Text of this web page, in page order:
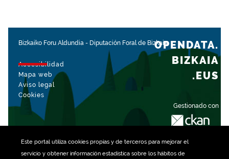
Este portal utiliza cookiespropias y de terceros para mejorar el
servicio y obtener información estadística sobre los hábitos de
Bizkaiko Foru Aldundia - Diputación Foral de Bizkaia
Accesibilidad
Mapa web
Aviso legal
Cookies
Gestionado con
OPENDATA.
BIZKAIA
.EUS